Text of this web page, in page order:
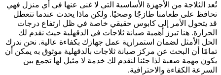
تُعد الثلاجة من الأجهزة الأساسية التي لا غنى عنها في أي منزل فهي
تحافظ على طعامنا طازجًا وصحيًا. ولكن ماذا يحدث عندما تتعطل
قد يتحول الأمر إلى كابوس حقيقي خاصة في ظل ارتفاع درجات
الحرارة. هنا تبرز أهمية صيانة ثلاجات في الدقهلية حيث نقدم لك
الحل الأمثل لضمان استمرارية عمل جهازك بكفاءة عالية. نحن ندرك
تمامًا أن البحث عن مركز صيانة ثلاجات بالدقهلية موثوق به يمكن أن
يكون مهمة صعبة لذا جئنا لنقدم لك خدمة لا مثيل لها تجمع بين
السرعة الكفاءة والاحترافية.